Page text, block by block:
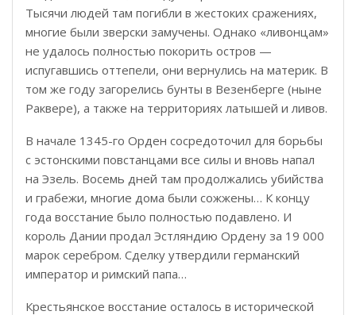
Тысячи людей там погибли в жестоких сражениях,
многие были зверски замучены. Однако «ливонцам»
не удалось полностью покорить остров —
испугавшись оттепели, они вернулись на материк. В
том же году загорелись бунты в Везенберге (ныне
Раквере), а также на территориях латышей и ливов.
В начале 1345-го Орден сосредоточил для борьбы
с эстонскими повстанцами все силы и вновь напал
на Эзель. Восемь дней там продолжались убийства
и грабежи, многие дома были сожжены… К концу
года восстание было полностью подавлено. И
король Дании продал Эстляндию Ордену за 19 000
марок серебром. Сделку утвердили германский
император и римский папа…
Крестьянское восстание осталось в исторической